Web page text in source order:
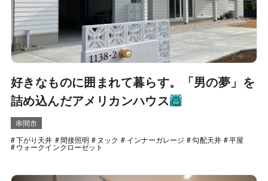
好きなものに囲まれて暮らす。「男の夢」を
詰め込んだアメリカンハウス
串間市
下がり天井
間接照明 ヌック インナーガレージ 勾配天井 平屋
ウォークインクローゼット